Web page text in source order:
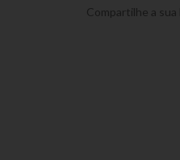
Compartilhe a sua